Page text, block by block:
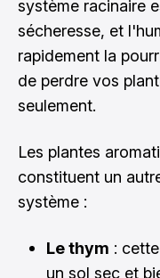
système racinaire
sécheresse, et
rapidement la
de perdre vos
seulement.
Les plantes
constituent un
système :
Le thym :
un sol sec et